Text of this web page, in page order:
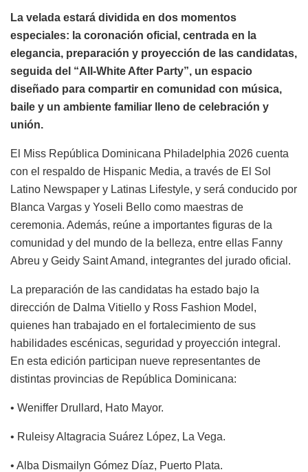
La velada estará dividida en dos momentos
especiales: la coronación oficial, centrada en la
elegancia, preparación y proyección de las candidatas,
seguida del “All-White After Party”, un espacio
diseñado para compartir en comunidad con música,
baile y un ambiente familiar lleno de celebración y
unión.
El Miss República Dominicana Philadelphia 2026 cuenta
con el respaldo de Hispanic Media, a través de El Sol
Latino Newspaper y Latinas Lifestyle, y será conducido por
Blanca Vargas y Yoseli Bello como maestras de
ceremonia. Además, reúne a importantes figuras de la
comunidad y del mundo de la belleza, entre ellas Fanny
Abreu y Geidy Saint Amand, integrantes del jurado oficial.
La preparación de las candidatas ha estado bajo la
dirección de Dalma Vitiello y Ross Fashion Model,
quienes han trabajado en el fortalecimiento de sus
habilidades escénicas, seguridad y proyección integral.
En esta edición participan nueve representantes de
distintas provincias de República Dominicana:
• Weniffer Drullard, Hato Mayor.
• Ruleisy Altagracia Suárez López, La Vega.
• Alba Dismailyn Gómez Díaz, Puerto Plata.